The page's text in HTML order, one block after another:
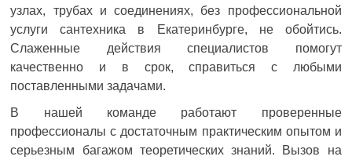
узлах, трубах и соединениях, без профессиональной
услуги сантехника в Екатеринбурге, не обойтись.
Слаженные действия специалистов помогут
качественно и в срок, справиться с любыми
поставленными задачами.
В нашей команде работают проверенные
профессионалы с достаточным практическим опытом и
серьезным багажом теоретических знаний. Вызов на